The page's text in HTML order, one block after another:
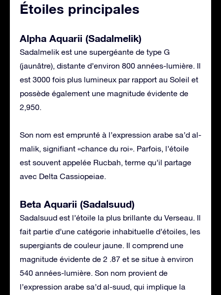
Étoiles principales
Alpha Aquarii (Sadalmelik)
Sadalmelik est une supergéante de type G
(jaunâtre), distante d’environ 800 années-lumière. Il
est 3000 fois plus lumineux par rapport au Soleil et
possède également une magnitude évidente de
2,950.
Son nom est emprunté à l’expression arabe sa’d al-
malik, signifiant «chance du roi». Parfois, l’étoile
est souvent appelée Rucbah, terme qu’il partage
avec Delta Cassiopeiae.
Beta Aquarii (Sadalsuud)
Sadalsuud est l’étoile la plus brillante du Verseau. Il
fait partie d’une catégorie inhabituelle d’étoiles, les
supergiants de couleur jaune. Il comprend une
magnitude évidente de 2 .87 et se situe à environ
540 années-lumière. Son nom provient de
l’expression arabe sa’d al-suud, qui implique la